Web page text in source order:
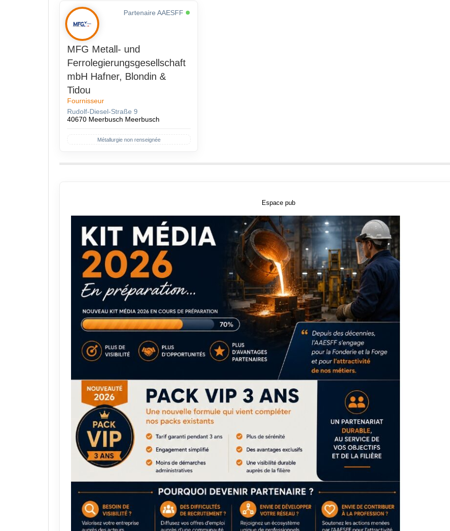
MFG Metall- und
Ferrolegierungsgesellschaft
mbH Hafner, Blondin &
Tidou
Fournisseur
Partenaire AAESFF
Rudolf-Diesel-Straße 9
40670 Meerbusch Meerbusch
Métallurgie non renseignée
Espace pub